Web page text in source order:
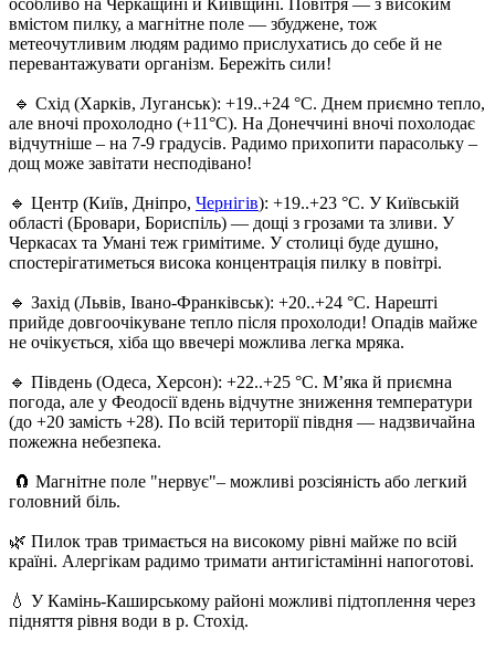
особливо на Черкащині й Київщині. Повітря — з високим
вмістом пилку, а магнітне поле — збуджене, тож
метеочутливим людям радимо прислухатись до себе й не
перевантажувати організм. Бережіть сили!
🔹 Схід (Харків, Луганськ): +19..+24 °C. Днем приємно тепло,
але вночі прохолодно (+11°C). На Донеччині вночі похолодає
відчутніше – на 7-9 градусів. Радимо прихопити парасольку –
дощ може завітати несподівано!
🔹 Центр (Київ, Дніпро, Чернігів): +19..+23 °C. У Київській
області (Бровари, Бориспіль) — дощі з грозами та зливи. У
Черкасах та Умані теж гримітиме. У столиці буде душно,
спостерігатиметься висока концентрація пилку в повітрі.
🔹 Захід (Львів, Івано-Франківськ): +20..+24 °C. Нарешті
прийде довгоочікуване тепло після прохолоди! Опадів майже
не очікується, хіба що ввечері можлива легка мряка.
🔹 Південь (Одеса, Херсон): +22..+25 °C. М’яка й приємна
погода, але у Феодосії вдень відчутне зниження температури
(до +20 замість +28). По всій території півдня — надзвичайна
пожежна небезпека.
🧲 Магнітне поле "нервує"– можливі розсіяність або легкий
головний біль.
🌿 Пилок трав тримається на високому рівні майже по всій
країні. Алергікам радимо тримати антигістамінні напоготові.
💧 У Камінь-Каширському районі можливі підтоплення через
підняття рівня води в р. Стохід.